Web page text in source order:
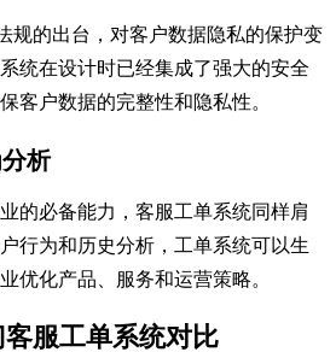
规的出台，对客户数据隐私的保护变
统在设计时已经集成了强大的安全
客户数据的完整性和隐私性。
析
的必备能力，客服工单系统同样肩
行为和历史分析，工单系统可以生
优化产品、服务和运营策略。
服工单系统对比